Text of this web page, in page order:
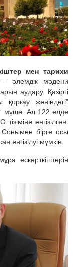
мен тарихи
әлемдік мәдени
аудару. Қазіргі
жөніндегі”
мүше. Ал 122 елде
енгізілген.
Сонымен бірге осы
енгізілуі мүмкін.
ескерткіштерін